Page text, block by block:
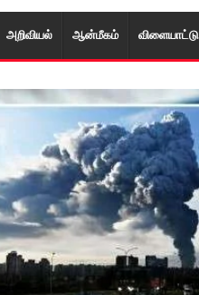
அறிவியல் ஆன்மீகம் விளையாட்டு